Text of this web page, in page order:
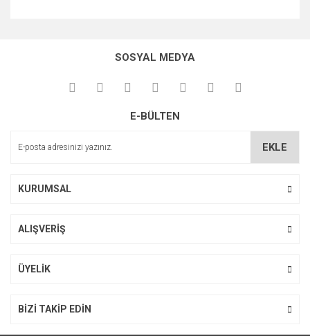
kullanarak tarafımıza iletebilirsiniz.
Görüş ve önerileriniz için teşekkür ederiz.
Ürün açıklamasında eksik bilgiler bulunuyor.
SOSYAL MEDYA
E-BÜLTEN
EKLE
KURUMSAL
ALIŞVERİŞ
ÜYELİK
BİZİ TAKİP EDİN